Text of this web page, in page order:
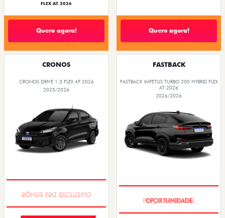
FLEX AT 2026
Quero agora! Quero agora!
CRONOS
CRONOS DRIVE 1.3 FLEX 4P 2026
2025/2026
FASTBACK
FASTBACK IMPETUS TURBO 200 HYBRID FLEX
AT 2026
2026/2026